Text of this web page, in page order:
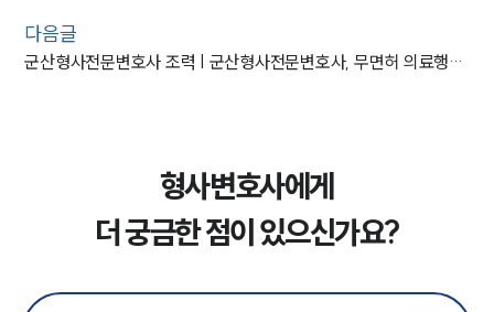
다음글
군산형사전문변호사 조력 | 군산형사전문변호사, 무면허 의료행위 고소당한 의뢰인 실형 피해
형사변호사에게
더 궁금한 점이 있으신가요?